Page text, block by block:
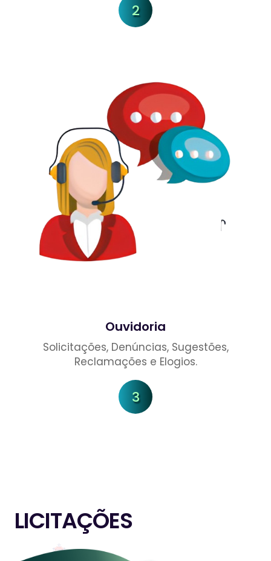
2
Ouvidoria
Solicitações, Denúncias, Sugestões,
Reclamações e Elogios.
3
LICITAÇÕES